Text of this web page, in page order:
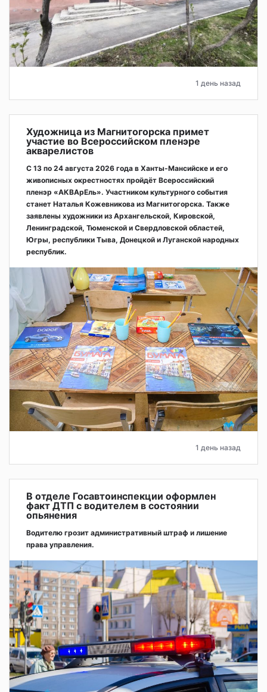
1 день назад
Художница из Магнитогорска примет
участие во Всероссийском пленэре
акварелистов
С 13 по 24 августа 2026 года в Ханты-Мансийске и его
живописных окрестностях пройдёт Всероссийский
пленэр «АКВАрЕль». Участником культурного события
станет Наталья Кожевникова из Магнитогорска. Также
заявлены художники из Архангельской, Кировской,
Ленинградской, Тюменской и Свердловской областей,
Югры, республики Тыва, Донецкой и Луганской народных
республик.
1 день назад
В отделе Госавтоинспекции оформлен
факт ДТП с водителем в состоянии
опьянения
Водителю грозит административный штраф и лишение
права управления.